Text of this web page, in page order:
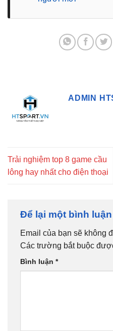
ADMIN
Trải nghiệm top 8 game cầu
lông hay nhất cho điện thoại
Để lại một bình luận
Email của bạn sẽ không
Các trường bắt buộc
Bình luận *